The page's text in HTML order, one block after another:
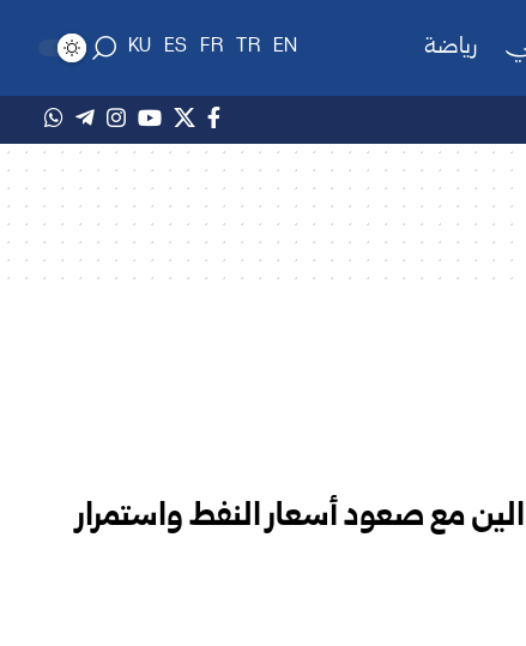
رياضة EN
TR
FR
ES
KU
والين مع صعود أسعار النفط واستمرار